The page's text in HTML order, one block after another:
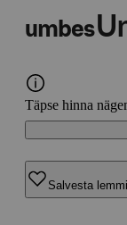
umbes
Täpse hinna
Salvesta